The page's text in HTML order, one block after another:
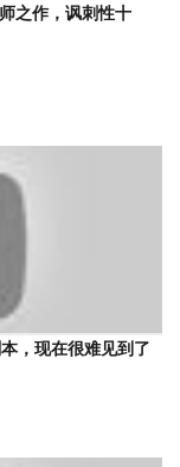
之作，讽刺性十
，现在很难见到了